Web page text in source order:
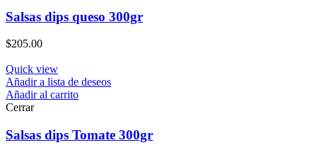
Salsas dips queso 300gr
$205.00
Quick view
Añadir a lista de deseos
Añadir al carrito
Cerrar
Salsas dips Tomate 300gr